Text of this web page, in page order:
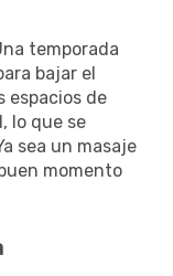
temporada
bajar el
espacios de
lo que se
sea un masaje
momento